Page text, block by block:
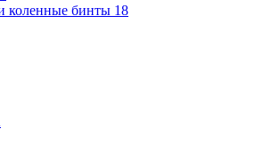
коленные бинты 18